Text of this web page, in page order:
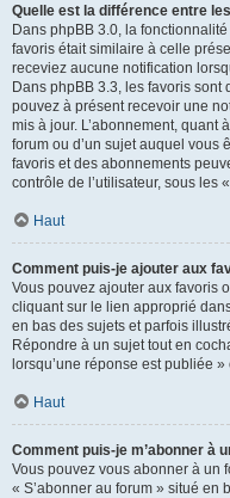
Quelle est la différence entre
Dans phpBB 3.0, la
favoris était similaire à celle
receviez aucune notification
Dans phpBB 3.3, les favoris
pouvez à présent recevoir une
mis à jour. L’abonnement, quant
forum ou d’un sujet auquel vous
favoris et des abonnements
contrôle de l’utilisateur, sous les
Haut
Comment puis-je ajouter aux
Vous pouvez ajouter aux favoris
cliquant sur le lien approprié
en bas des sujets et parfois
Répondre à un sujet tout en
lorsqu’une réponse est publiée
Haut
Comment puis-je m’abonner à
Vous pouvez vous abonner à un
« S’abonner au forum » situé en